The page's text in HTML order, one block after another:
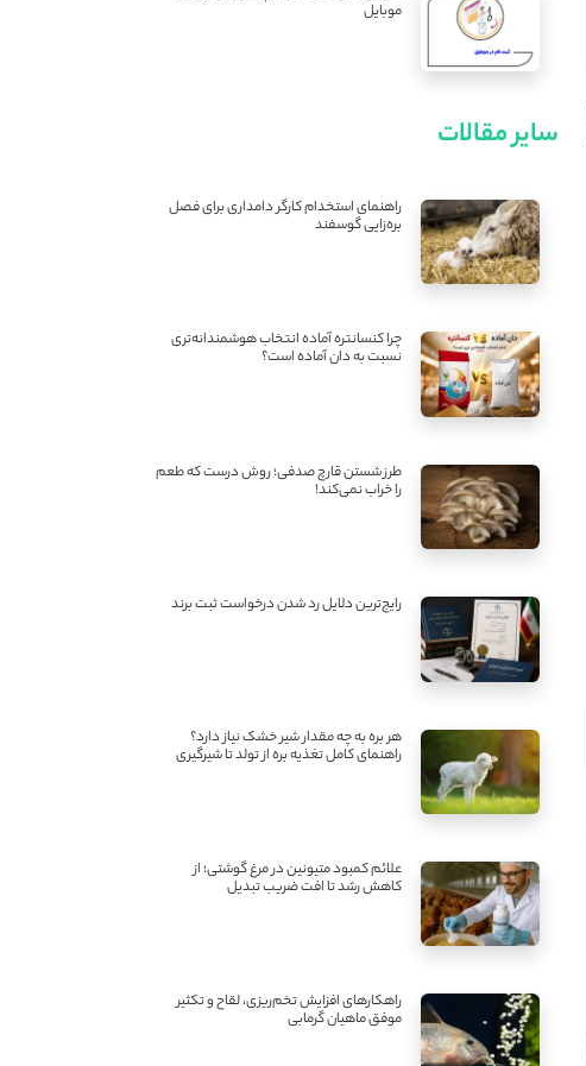
موبایل
سایر مقالات
راهنمای استخدام کارگر دامداری برای فصل
بره‌زایی گوسفند
چرا کنسانتره آماده انتخاب هوشمندانه‌تری
نسبت به دان آماده است؟
طرز شستن قارچ صدفی؛ روش درست که طعم
را خراب نمی‌کند!
رایج‌ترین دلایل رد شدن درخواست ثبت برند
هر بره به چه مقدار شیر خشک نیاز دارد؟
راهنمای کامل تغذیه بره از تولد تا شیرگیری
علائم کمبود متیونین در مرغ گوشتی؛ از
کاهش رشد تا افت ضریب تبدیل
راهکارهای افزایش تخم‌ریزی، لقاح و تکثیر
موفق ماهیان گرمابی